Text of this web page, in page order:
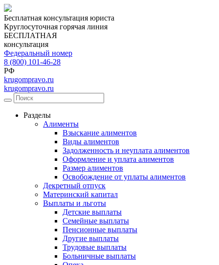
Бесплатная консультация юриста
Круглосуточная горячая линия
БЕСПЛАТНАЯ
консультация
Федеральный номер
8 (800) 101-46-28
РФ
krugompravo.ru
krugompravo.ru
Разделы
Алименты
Взыскание алиментов
Виды алиментов
Задолженность и неуплата алиментов
Оформление и уплата алиментов
Размер алиментов
Освобождение от уплаты алиментов
Декретный отпуск
Материнский капитал
Выплаты и льготы
Детские выплаты
Семейные выплаты
Пенсионные выплаты
Другие выплаты
Трудовые выплаты
Больничные выплаты